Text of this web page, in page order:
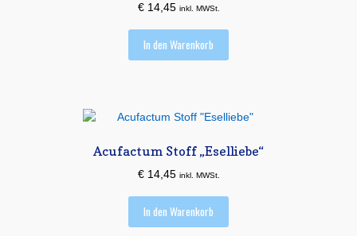
€14,45 inkl. MWSt.
In den Warenkorb
Acufactum Stoff „Eselliebe“
€14,45 inkl. MWSt.
In den Warenkorb